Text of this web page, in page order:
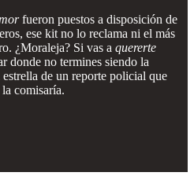
fueron puestos a disposición de
ese kit no lo reclama ni el más
¿Moraleja? Si vas a quererte
donde no termines siendo la
de un reporte policial que
comisaría.